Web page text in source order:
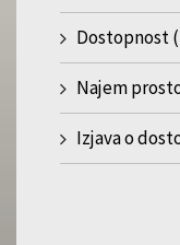
Dostopnost
Najem
Izjava o